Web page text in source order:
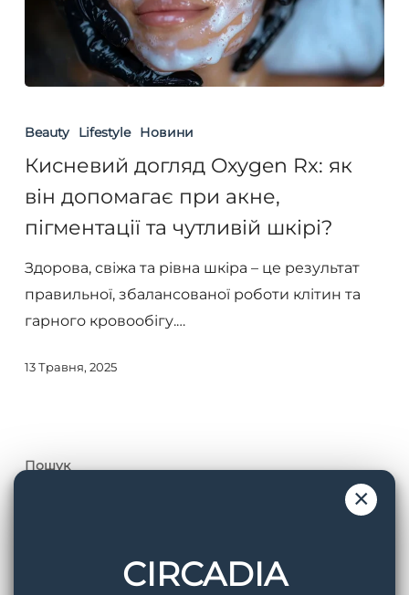
догляд
Rx:
як
він
допомагає
та
Beauty Lifestyle Новини
Кисневий догляд Oxygen Rx: як
він допомагає при акне,
пігментації та чутливій шкірі?
Здорова, свіжа та рівна шкіра – це результат
правильної, збалансованої роботи клітин та
гарного кровообігу.…
13 Травня, 2025
Пошук
×
CIRCADIA